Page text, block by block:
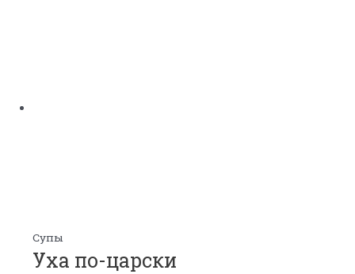
Супы
Уха по-царски